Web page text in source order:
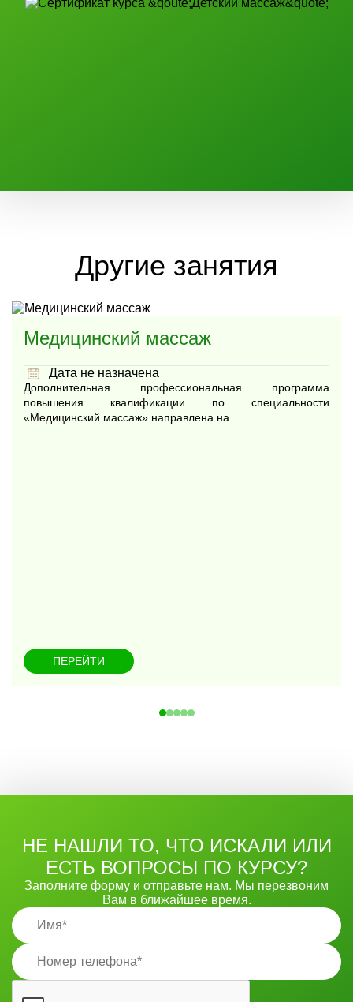
Другие занятия
Медицинский массаж
Дата не назначена
Дополнительная профессиональная программа
повышения квалификации по специальности
«Медицинский массаж» направлена на...
ПЕРЕЙТИ
НЕ НАШЛИ ТО, ЧТО ИСКАЛИ ИЛИ
ЕСТЬ ВОПРОСЫ ПО КУРСУ?
Заполните форму и отправьте нам. Мы перезвоним
Вам в ближайшее время.